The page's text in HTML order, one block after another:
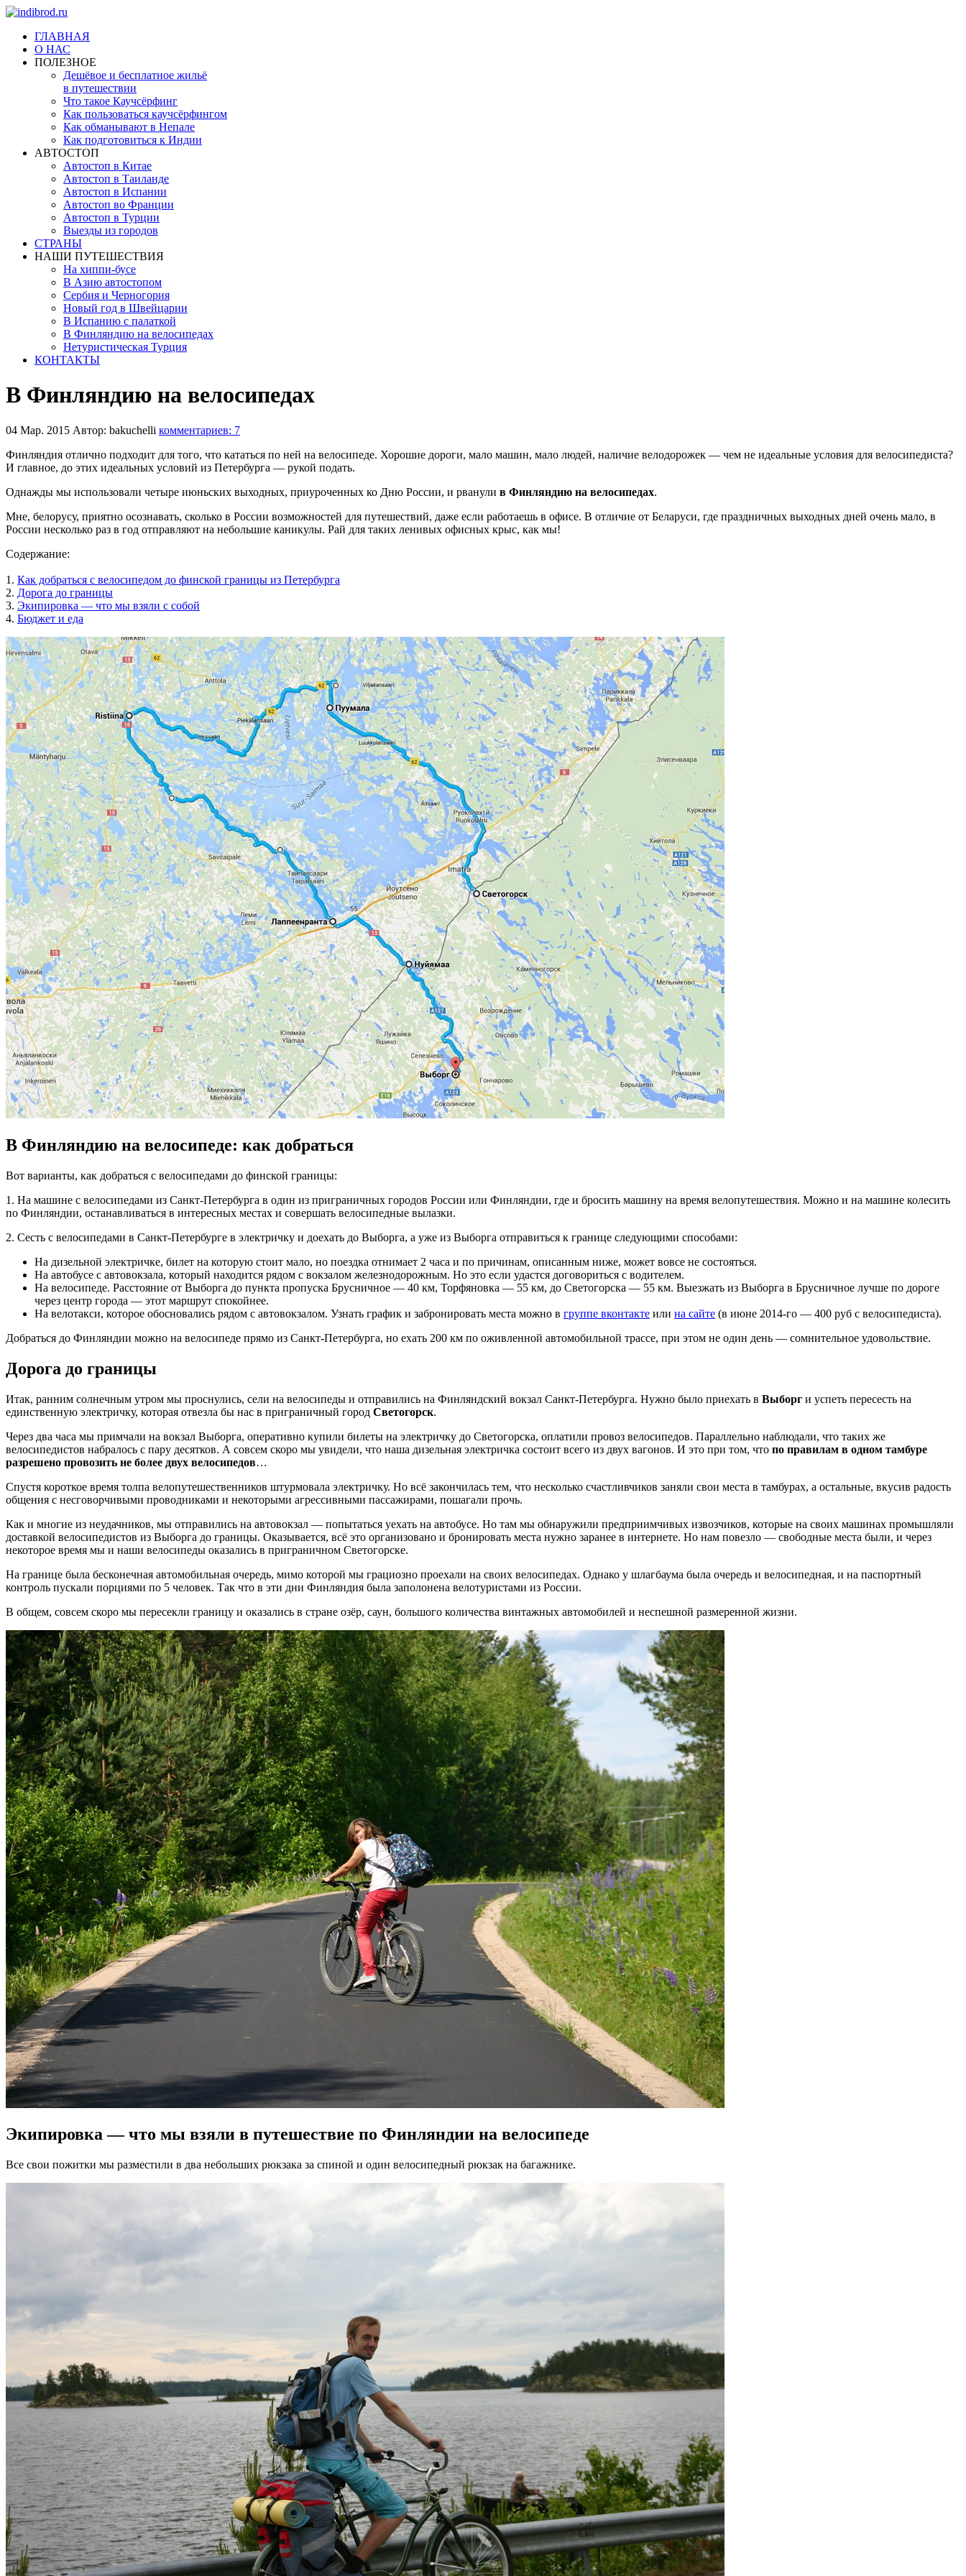
ГЛАВНАЯ
О НАС
ПОЛЕЗНОЕ
Дешёвое и бесплатное жильё
в путешествии
Что такое Каучсёрфинг
Как пользоваться каучсёрфингом
Как обманывают в Непале
Как подготовиться к Индии
АВТОСТОП
Автостоп в Китае
Автостоп в Таиланде
Автостоп в Испании
Автостоп во Франции
Автостоп в Турции
Выезды из городов
СТРАНЫ
НАШИ ПУТЕШЕСТВИЯ
На хиппи-бусе
В Азию автостопом
Сербия и Черногория
Новый год в Швейцарии
В Испанию с палаткой
В Финляндию на велосипедах
Нетуристическая Турция
КОНТАКТЫ
В Финляндию на велосипедах
04 Мар. 2015 Автор: bakuchelli комментариев: 7
Финляндия отлично подходит для того, что кататься по ней на велосипеде. Хорошие дороги, мало машин, мало людей, наличие велодорожек — чем не идеальные условия для велосипедиста?
И главное, до этих идеальных условий из Петербурга — рукой подать.
Однажды мы использовали четыре июньских выходных, приуроченных ко Дню России, и рванули в Финляндию на велосипедах.
Мне, белорусу, приятно осознавать, сколько в России возможностей для путешествий, даже если работаешь в офисе. В отличие от Беларуси, где праздничных выходных дней очень мало, в
России несколько раз в год отправляют на небольшие каникулы. Рай для таких ленивых офисных крыс, как мы!
Содержание:
1. Как добраться с велосипедом до финской границы из Петербурга
2. Дорога до границы
3. Экипировка — что мы взяли с собой
4. Бюджет и еда
В Финляндию на велосипеде: как добраться
Вот варианты, как добраться c велосипедами до финской границы:
1. На машине с велосипедами из Санкт-Петербурга в один из приграничных городов России или Финляндии, где и бросить машину на время велопутешествия. Можно и на машине колесить
по Финляндии, останавливаться в интересных местах и совершать велосипедные вылазки.
2. Сесть с велосипедами в Санкт-Петербурге в электричку и доехать до Выборга, а уже из Выборга отправиться к границе следующими способами:
На дизельной электричке, билет на которую стоит мало, но поездка отнимает 2 часа и по причинам, описанным ниже, может вовсе не состояться.
На автобусе с автовокзала, который находится рядом с вокзалом железнодорожным. Но это если удастся договориться с водителем.
На велосипеде. Расстояние от Выборга до пункта пропуска Брусничное — 40 км, Торфяновка — 55 км, до Светогорска — 55 км. Выезжать из Выборга в Брусничное лучше по дороге
через центр города — этот маршрут спокойнее.
На велотакси, которое обосновались рядом с автовокзалом. Узнать график и забронировать места можно в группе вконтакте или на сайте (в июне 2014-го — 400 руб с велосипедиста).
Добраться до Финляндии можно на велосипеде прямо из Санкт-Петербурга, но ехать 200 км по оживленной автомобильной трассе, при этом не один день — сомнительное удовольствие.
Дорога до границы
Итак, ранним солнечным утром мы проснулись, сели на велосипеды и отправились на Финляндский вокзал Санкт-Петербурга. Нужно было приехать в Выборг и успеть пересесть на
единственную электричку, которая отвезла бы нас в приграничный город Светогорск.
Через два часа мы примчали на вокзал Выборга, оперативно купили билеты на электричку до Светогорска, оплатили провоз велосипедов. Параллельно наблюдали, что таких же
велосипедистов набралось с пару десятков. А совсем скоро мы увидели, что наша дизельная электричка состоит всего из двух вагонов. И это при том, что по правилам в одном тамбуре
разрешено провозить не более двух велосипедов…
Спустя короткое время толпа велопутешественников штурмовала электричку. Но всё закончилась тем, что несколько счастливчиков заняли свои места в тамбурах, а остальные, вкусив радость
общения с несговорчивыми проводниками и некоторыми агрессивными пассажирами, пошагали прочь.
Как и многие из неудачников, мы отправились на автовокзал — попытаться уехать на автобусе. Но там мы обнаружили предприимчивых извозчиков, которые на своих машинах промышляли
доставкой велосипедистов из Выборга до границы. Оказывается, всё это организовано и бронировать места нужно заранее в интернете. Но нам повезло — свободные места были, и через
некоторое время мы и наши велосипеды оказались в приграничном Светогорске.
На границе была бесконечная автомобильная очередь, мимо которой мы грациозно проехали на своих велосипедах. Однако у шлагбаума была очередь и велосипедная, и на паспортный
контроль пускали порциями по 5 человек. Так что в эти дни Финляндия была заполонена велотуристами из России.
В общем, совсем скоро мы пересекли границу и оказались в стране озёр, саун, большого количества винтажных автомобилей и неспешной размеренной жизни.
Экипировка — что мы взяли в путешествие по Финляндии на велосипеде
Все свои пожитки мы разместили в два небольших рюкзака за спиной и один велосипедный рюкзак на багажнике.